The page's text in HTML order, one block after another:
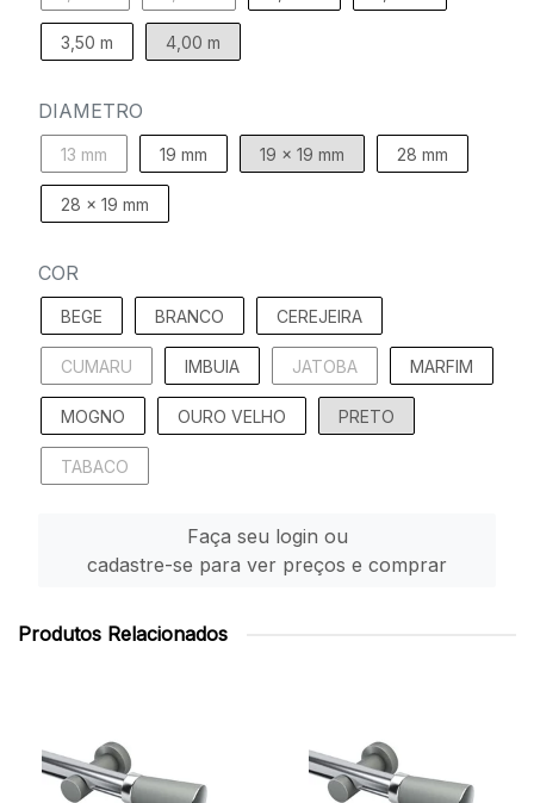
3,50 m 4,00 m
DIAMETRO
13 mm 19 mm 19 x 19 mm 28 mm
28 x 19 mm
COR
BEGE BRANCO CEREJEIRA
CUMARU IMBUIA JATOBA MARFIM
MOGNO OURO VELHO PRETO
TABACO
Faça seu login ou
cadastre-se para ver preços e comprar
Produtos Relacionados